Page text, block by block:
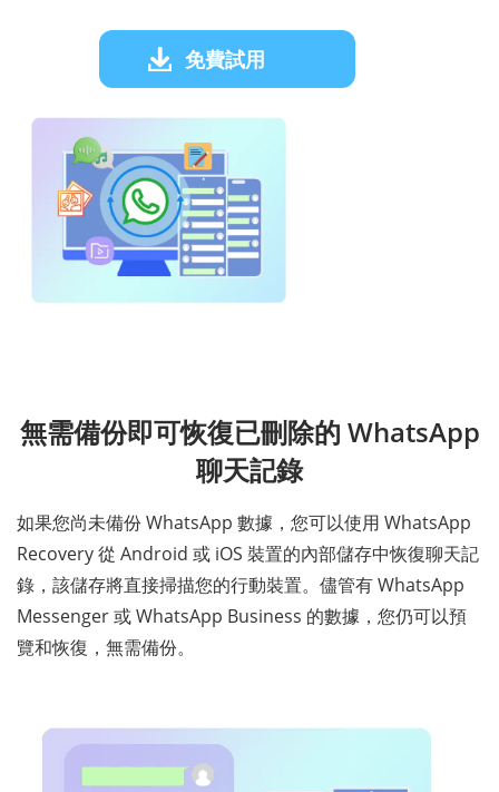
免費試用
無需備份即可恢復已刪除的 WhatsApp
聊天記錄
如果您尚未備份 WhatsApp 數據，您可以使用 WhatsApp
Recovery 從 Android 或 iOS 裝置的內部儲存中恢復聊天記
錄，該儲存將直接掃描您的行動裝置。儘管有 WhatsApp
Messenger 或 WhatsApp Business 的數據，您仍可以預
覽和恢復，無需備份。